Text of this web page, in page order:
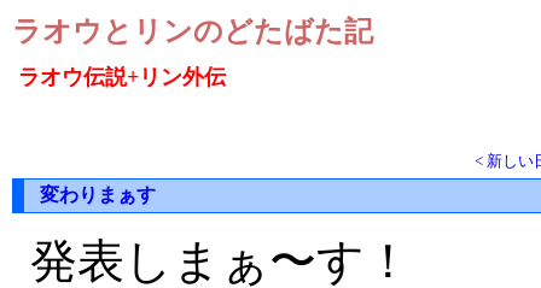
ラオウとリンのどたばた記
ラオウ伝説+リン外伝
< 新しい
変わりまぁす
発表しまぁ〜す！